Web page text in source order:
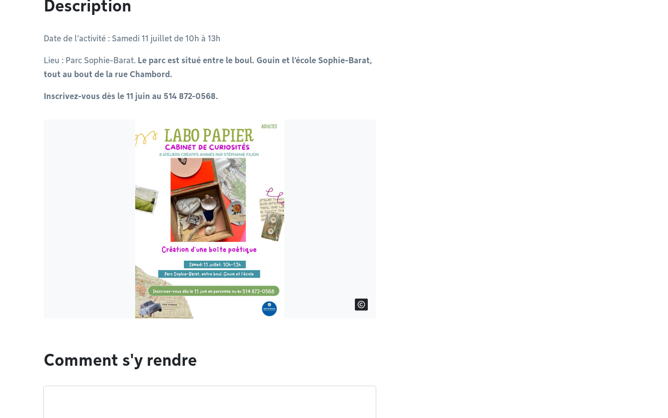
Description
Date de l’activité : Samedi 11 juillet de 10h à 13h
Lieu : Parc Sophie-Barat. Le parc est situé entre le boul. Gouin et l’école Sophie-Barat,
tout au bout de la rue Chambord.
Inscrivez-vous dès le 11 juin au 514 872-0568.
Comment s'y rendre